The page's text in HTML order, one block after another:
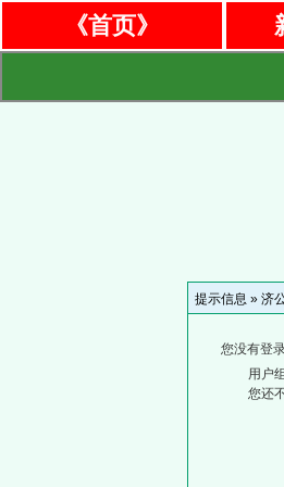
《首页》
提示信息 » 济
您没有登
用户
您还